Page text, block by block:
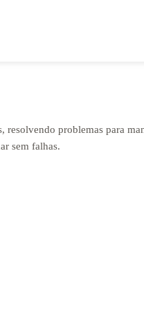
problemas para
sem falhas.